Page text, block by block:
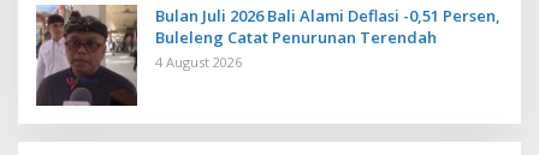
Bulan Juli 2026 Bali Alami Deflasi -0,51 Persen,
Buleleng Catat Penurunan Terendah
4 August 2026